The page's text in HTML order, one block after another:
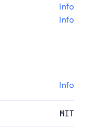
Info
Info
Info
MIT